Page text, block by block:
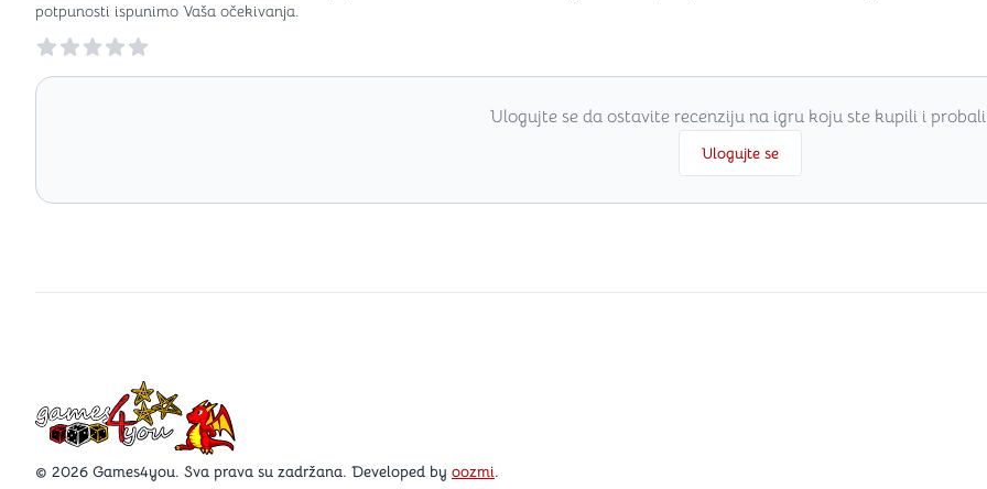
potpunosti ispunimo Vaša očekivanja.
Reviews
Ulogujte se da ostavite recenziju na igru koju ste kupili i
Ulogujte se
Games4you logo
© 2026 Games4you. Sva prava su zadržana. Developed by oozmi.